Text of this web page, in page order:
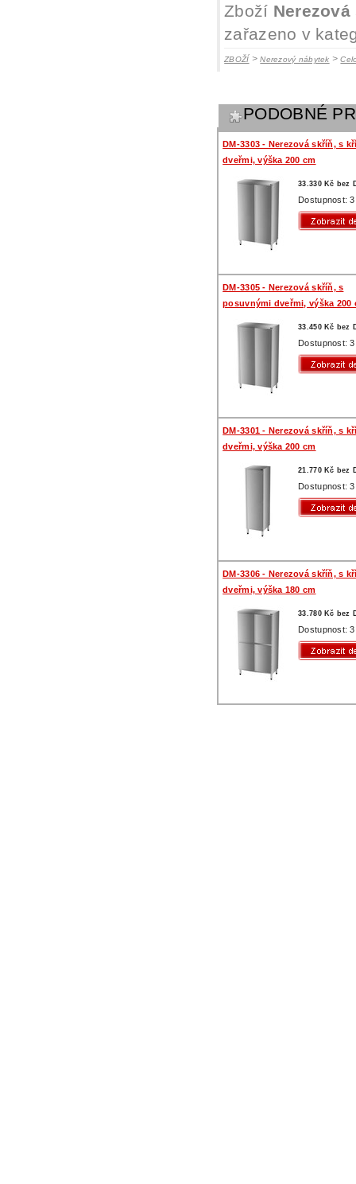
Zboží
zařazeno v
ZBOŽÍ>Nerezový nábytek >
PODOBNÉ
DM-3303 - Nerezová skříň, s
dveřmi, výška 200 cm
33.330 Kč bez
Dostupnost:
DM-3305 - Nerezová skříň, s
posuvnými dveřmi, výška 200
33.450 Kč bez
Dostupnost:
DM-3301 - Nerezová skříň, s
dveřmi, výška 200 cm
21.770 Kč bez
Dostupnost:
DM-3306 - Nerezová skříň, s
dveřmi, výška 180 cm
33.780 Kč bez
Dostupnost: